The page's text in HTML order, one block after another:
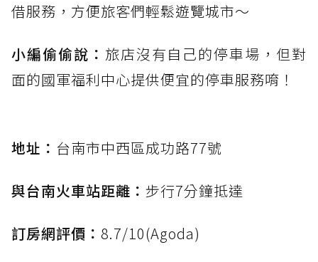
借服務，方便旅客們輕鬆遊覽城市～
小編偷偷說： 旅店沒有自己的停車場，但對
面的國軍福利中心提供便宜的停車服務唷！
地址： 台南市中西區成功路77號
與台南火車站距離： 步行7分鐘抵達
訂房網評價： 8.7/10(Agoda)